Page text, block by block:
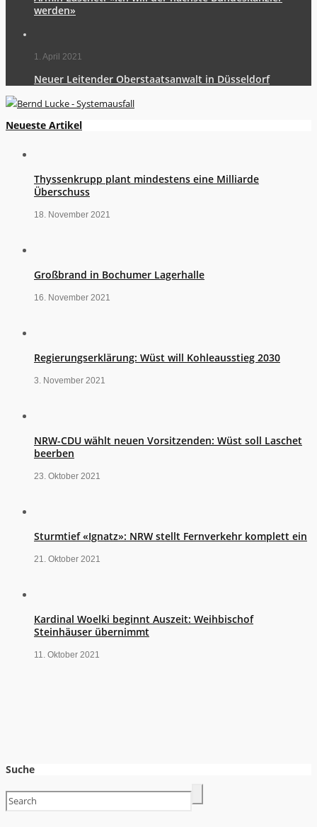
werden»
1. April 2021
Neuer Leitender Oberstaatsanwalt in Düsseldorf
Neueste Artikel
Thyssenkrupp plant mindestens eine Milliarde
Überschuss
18. November 2021
Großbrand in Bochumer Lagerhalle
16. November 2021
Regierungserklärung: Wüst will Kohleausstieg 2030
3. November 2021
NRW-CDU wählt neuen Vorsitzenden: Wüst soll Laschet
beerben
23. Oktober 2021
Sturmtief «Ignatz»: NRW stellt Fernverkehr komplett ein
21. Oktober 2021
Kardinal Woelki beginnt Auszeit: Weihbischof
Steinhäuser übernimmt
11. Oktober 2021
Suche